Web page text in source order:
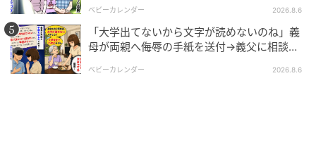
ベビーカレンダー 2026.8.6
「大学出てないから文字が読めないのね」義
母が両親へ侮辱の手紙を送付→義父に相談
ベビーカレンダー 2026.8.6